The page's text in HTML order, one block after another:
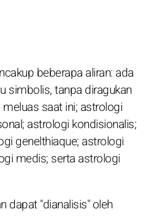
beberapa aliran: ada
simbolis, tanpa diragukan
saat ini; astrologi
astrologi kondisionalis;
genelthiaque; astrologi
medis; serta astrologi
dapat "dianalisis" oleh